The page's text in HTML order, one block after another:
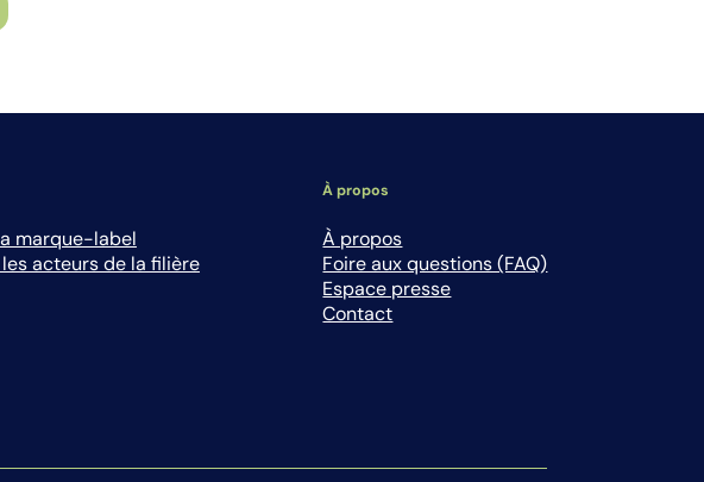
marque-label
acteurs de la filière
À propos
À propos
Foire aux questions (FAQ)
Espace presse
Contact